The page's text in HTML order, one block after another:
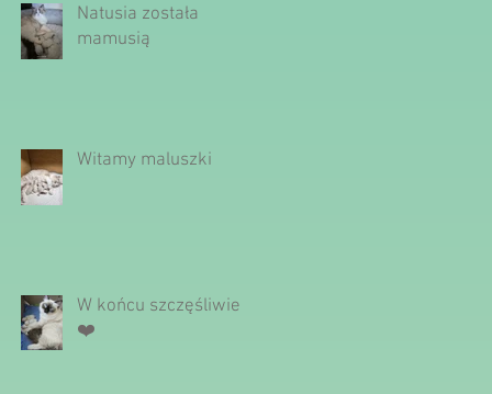
Natusia została
mamusią
Witamy maluszki
W końcu szczęśliwie
❤️